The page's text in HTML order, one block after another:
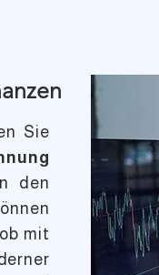
Sie
den
mit